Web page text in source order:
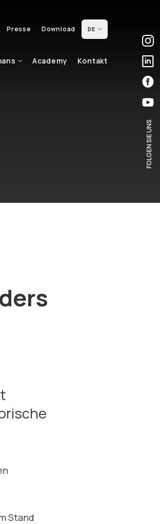
Presse Download DE
Academy Kontakt
FOLGEN SIE UNS
Stand